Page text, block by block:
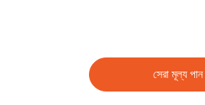
সেরা মূল্য পান